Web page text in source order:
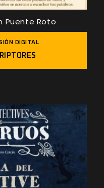
Puente Roto
DIGITAL